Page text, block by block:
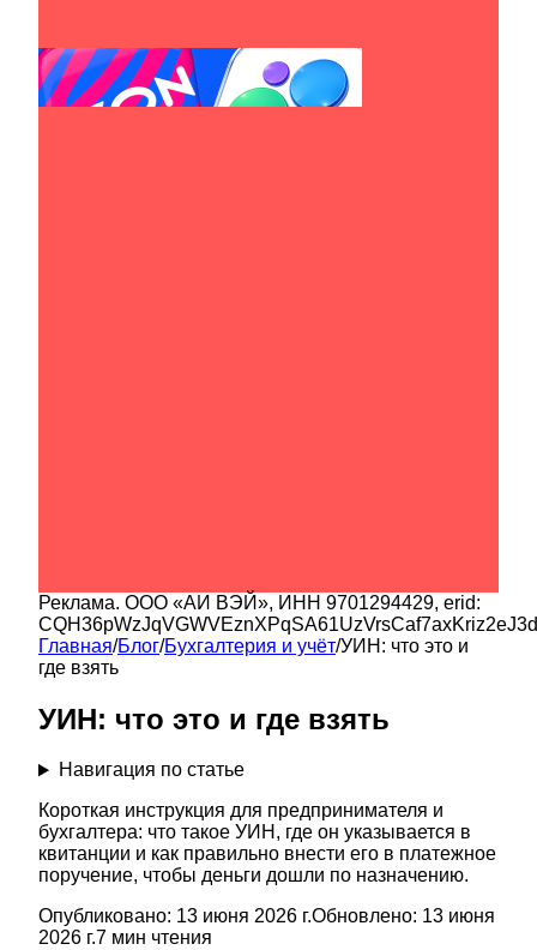
Реклама. ООО «АИ ВЭЙ», ИНН 9701294429, erid:
Главная/Блог/Бухгалтерия и учёт/УИН: что это и
где взять
УИН: что это и где взять
Навигация по статье
Короткая инструкция для предпринимателя и
бухгалтера: что такое УИН, где он указывается в
квитанции и как правильно внести его в платежное
поручение, чтобы деньги дошли по назначению.
Опубликовано: 13 июня 2026 г.Обновлено: 13 июня
2026 г.7 мин чтения